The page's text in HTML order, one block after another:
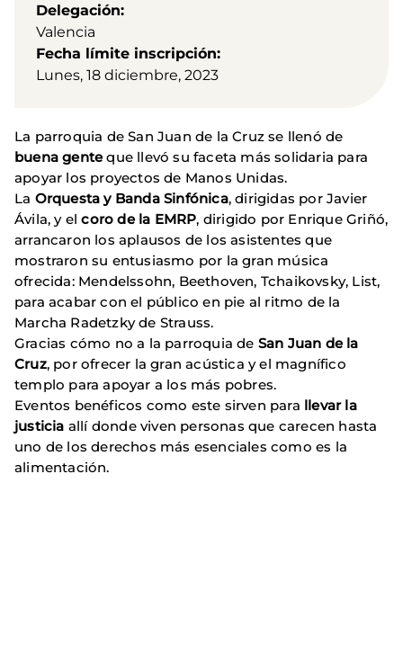
Delegación
Valencia
Fecha límite inscripción
Lunes, 18 diciembre, 2023
La parroquia de San Juan de la Cruz se llenó de
buena genteque llevó su faceta más solidaria para
apoyar los proyectos de Manos Unidas.
La Orquesta y Banda Sinfónica, dirigidas por Javier
Ávila, y elcoro de la EMRP, dirigido por Enrique Griñó,
arrancaron los aplausos de los asistentes que
mostraron su entusiasmo por la gran música
ofrecida: Mendelssohn, Beethoven, Tchaikovsky, List,
para acabar con el público en pie al ritmo de la
Marcha Radetzky de Strauss.
Gracias cómo no a la parroquia de San Juan de la
Cruz, por ofrecer la gran acústica y el magnífico
templo para apoyar a los más pobres.
Eventos benéficos como este sirven para llevar la
justicia allí donde viven personas que carecen hasta
uno de los derechos más esenciales como es la
alimentación.